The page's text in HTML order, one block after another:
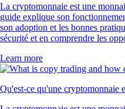
La cryptomonnaie est une
guide explique son
son adoption et les bonnes
sécurité et en comprendre les
Learn more
Qu'est-ce qu'une cryptomonnaie